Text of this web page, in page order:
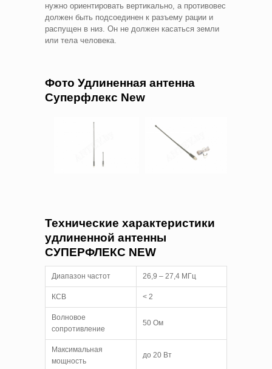
нужно ориентировать вертикально, а противовес
должен быть подсоединен к разъему рации и
распущен в низ. Он не должен касаться земли
или тела человека.
Фото Удлиненная антенна
Суперфлекс New
Технические характеристики
удлиненной антенны
СУПЕРФЛЕКС NEW
Диапазон частот 26,9 – 27,4 МГц
КСВ < 2
Волновое
сопротивление
50 Ом
Максимальная
мощность
до 20 Вт